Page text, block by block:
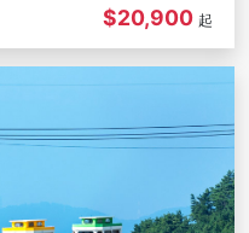
$20,900 起